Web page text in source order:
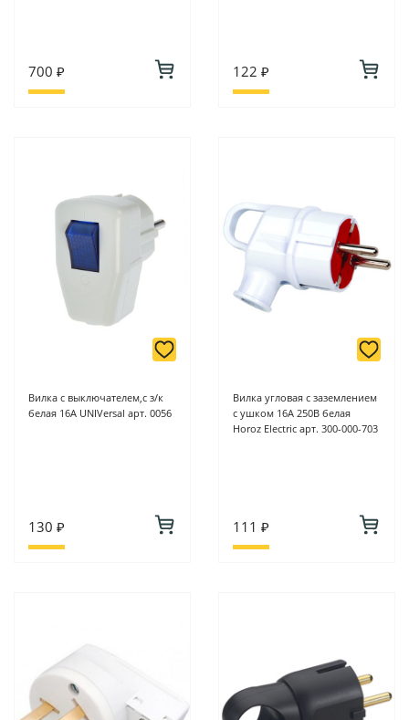
700 ₽ 122 ₽
Вилка с выключателем,с з/к
белая 16А UNIVersal арт. 0056
130 ₽
Вилка угловая с заземлением
с ушком 16А 250В белая
Horoz Electric арт. 300-000-703
111 ₽